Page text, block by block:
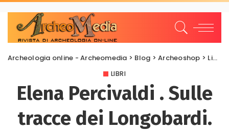
Archeologia online - Archeomedia > Blog >Archeoshop > Libri
LIBRI
Elena Percivaldi . Sulle
tracce dei Longobardi.